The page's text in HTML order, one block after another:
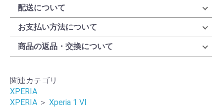
配送について
お支払い方法について
商品の返品・交換について
関連カテゴリ
XPERIA
XPERIA ＞ Xperia 1 VI